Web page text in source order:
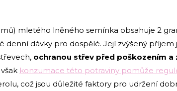
mletého lněného semínka obsahuje 2
denní dávky pro dospělé. Její zvýšený příjem
ochranou střev před poškozením a
konzumace této potraviny pomůže
což jsou důležité faktory pro udržení